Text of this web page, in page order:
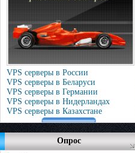
VPS серверы в России
VPS серверы в Беларуси
VPS серверы в Германии
VPS серверы в Нидерландах
VPS серверы в Казахстане
Опрос